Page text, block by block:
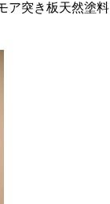
突き板天然塗